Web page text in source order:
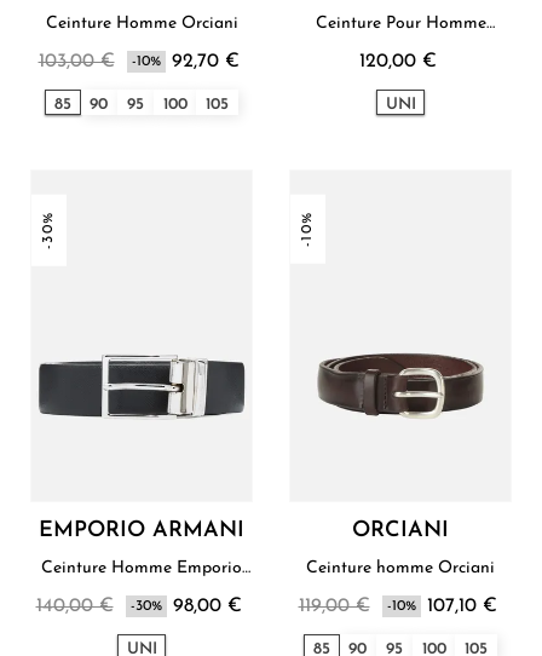
Ceinture Homme Orciani
103,00 € -10% 92,70 €
85 90 95 100 105
Ceinture Pour Homme
120,00 €
UNI
-30%
EMPORIO ARMANI
Ceinture Homme Emporio
140,00 € -30% 98,00 €
UNI
-10%
ORCIANI
Ceinture homme Orciani
119,00 € -10% 107,10 €
85 90 95 100 105